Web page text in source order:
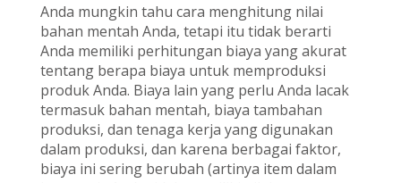
Anda mungkin tahu cara menghitung nilai
bahan mentah Anda, tetapi itu tidak berarti
Anda memiliki perhitungan biaya yang akurat
tentang berapa biaya untuk memproduksi
produk Anda. Biaya lain yang perlu Anda lacak
termasuk bahan mentah, biaya tambahan
produksi, dan tenaga kerja yang digunakan
dalam produksi, dan karena berbagai faktor,
biaya ini sering berubah (artinya item dalam